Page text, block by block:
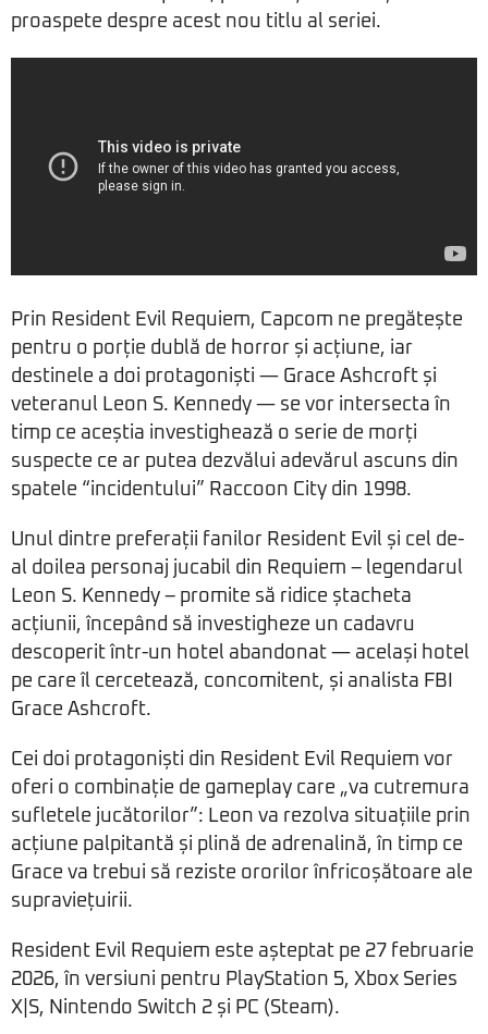
proaspete despre acest nou titlu al seriei.
Prin Resident Evil Requiem, Capcom ne pregătește
pentru o porție dublă de horror și acțiune, iar
destinele a doi protagoniști — Grace Ashcroft și
veteranul Leon S. Kennedy — se vor intersecta în
timp ce aceștia investighează o serie de morți
suspecte ce ar putea dezvălui adevărul ascuns din
spatele “incidentului” Raccoon City din 1998.
Unul dintre preferații fanilor Resident Evil și cel de-
al doilea personaj jucabil din Requiem – legendarul
Leon S. Kennedy – promite să ridice ștacheta
acțiunii, începând să investigheze un cadavru
descoperit într-un hotel abandonat — același hotel
pe care îl cercetează, concomitent, și analista FBI
Grace Ashcroft.
Cei doi protagoniști din Resident Evil Requiem vor
oferi o combinație de gameplay care „va cutremura
sufletele jucătorilor”: Leon va rezolva situațiile prin
acțiune palpitantă și plină de adrenalină, în timp ce
Grace va trebui să reziste ororilor înfricoșătoare ale
supraviețuirii.
Resident Evil Requiem este așteptat pe 27 februarie
2026, în versiuni pentru PlayStation 5, Xbox Series
X|S, Nintendo Switch 2 și PC (Steam).